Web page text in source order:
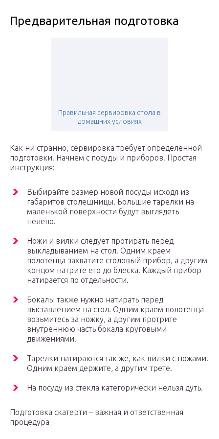
Предварительная подготовка
Правильная сервировка стола в
домашних условиях
Как ни странно, сервировка требует определенной
подготовки. Начнем с посуды и приборов. Простая
инструкция:
Выбирайте размер новой посуды исходя из
габаритов столешницы. Большие тарелки на
маленькой поверхности будут выглядеть
нелепо.
Ножи и вилки следует протирать перед
выкладыванием на стол. Одним краем
полотенца захватите столовый прибор, а другим
концом натрите его до блеска. Каждый прибор
натирается по отдельности.
Бокалы также нужно натирать перед
выставлением на стол. Одним краем полотенца
возьмитесь за ножку, а другим протрите
внутреннюю часть бокала круговыми
движениями.
Тарелки натираются так же, как вилки с ножами.
Одним краем держите, а другим трете.
На посуду из стекла категорически нельзя дуть.
Подготовка скатерти – важная и ответственная
процедура